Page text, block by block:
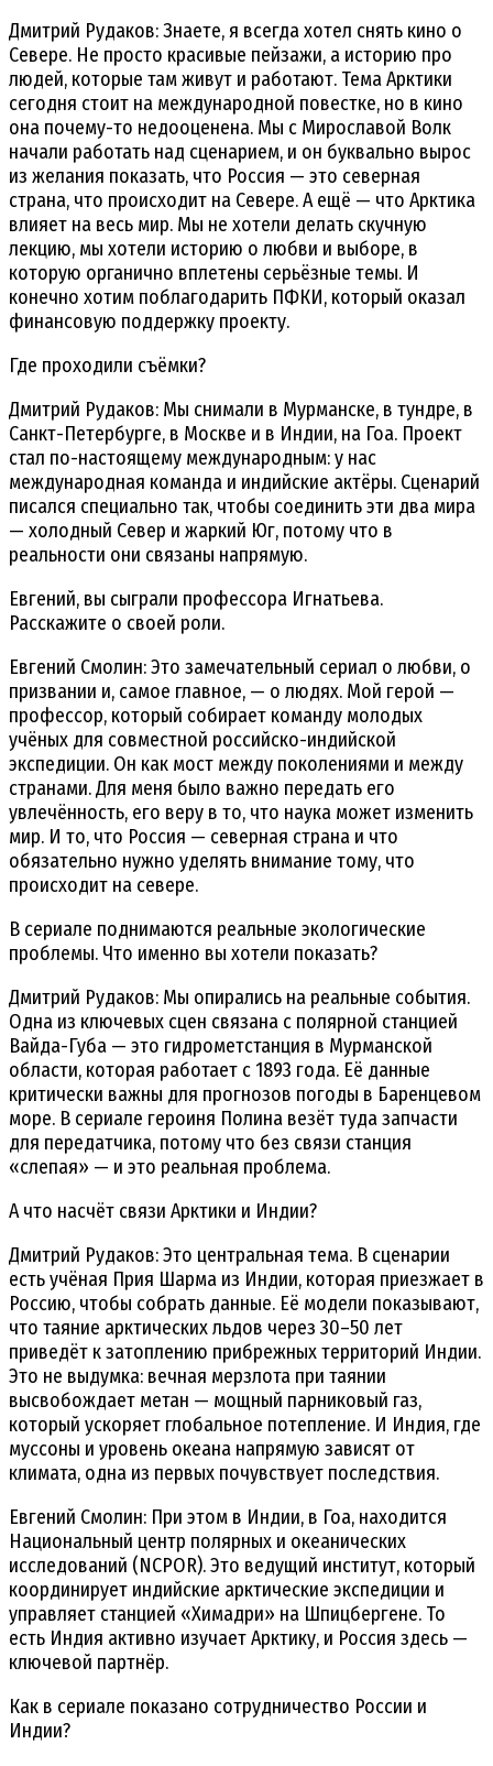
Дмитрий Рудаков: Знаете, я всегда хотел снять кино о
Севере. Не просто красивые пейзажи, а историю про
людей, которые там живут и работают. Тема Арктики
сегодня стоит на международной повестке, но в кино
она почему-то недооценена. Мы с Мирославой Волк
начали работать над сценарием, и он буквально вырос
из желания показать, что Россия — это северная
страна, что происходит на Севере. А ещё — что Арктика
влияет на весь мир. Мы не хотели делать скучную
лекцию, мы хотели историю о любви и выборе, в
которую органично вплетены серьёзные темы. И
конечно хотим поблагодарить ПФКИ, который оказал
финансовую поддержку проекту.
Где проходили съёмки?
Дмитрий Рудаков: Мы снимали в Мурманске, в тундре, в
Санкт-Петербурге, в Москве и в Индии, на Гоа. Проект
стал по-настоящему международным: у нас
международная команда и индийские актёры. Сценарий
писался специально так, чтобы соединить эти два мира
— холодный Север и жаркий Юг, потому что в
реальности они связаны напрямую.
Евгений, вы сыграли профессора Игнатьева.
Расскажите о своей роли.
Евгений Смолин: Это замечательный сериал о любви, о
призвании и, самое главное, — о людях. Мой герой —
профессор, который собирает команду молодых
учёных для совместной российско-индийской
экспедиции. Он как мост между поколениями и между
странами. Для меня было важно передать его
увлечённость, его веру в то, что наука может изменить
мир. И то, что Россия — северная страна и что
обязательно нужно уделять внимание тому, что
происходит на севере.
В сериале поднимаются реальные экологические
проблемы. Что именно вы хотели показать?
Дмитрий Рудаков: Мы опирались на реальные события.
Одна из ключевых сцен связана с полярной станцией
Вайда-Губа — это гидрометстанция в Мурманской
области, которая работает с 1893 года. Её данные
критически важны для прогнозов погоды в Баренцевом
море. В сериале героиня Полина везёт туда запчасти
для передатчика, потому что без связи станция
«слепая» — и это реальная проблема.
А что насчёт связи Арктики и Индии?
Дмитрий Рудаков: Это центральная тема. В сценарии
есть учёная Прия Шарма из Индии, которая приезжает в
Россию, чтобы собрать данные. Её модели показывают,
что таяние арктических льдов через 30–50 лет
приведёт к затоплению прибрежных территорий Индии.
Это не выдумка: вечная мерзлота при таянии
высвобождает метан — мощный парниковый газ,
который ускоряет глобальное потепление. И Индия, где
муссоны и уровень океана напрямую зависят от
климата, одна из первых почувствует последствия.
Евгений Смолин: При этом в Индии, в Гоа, находится
Национальный центр полярных и океанических
исследований (NCPOR). Это ведущий институт, который
координирует индийские арктические экспедиции и
управляет станцией «Химадри» на Шпицбергене. То
есть Индия активно изучает Арктику, и Россия здесь —
ключевой партнёр.
Как в сериале показано сотрудничество России и
Индии?